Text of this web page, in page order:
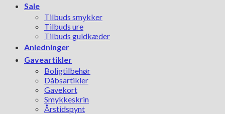
Sale
Tilbuds smykker
Tilbuds ure
Tilbuds guldkæder
Anledninger
Gaveartikler
Boligtilbehør
Dåbsartikler
Gavekort
Smykkeskrin
Årstidspynt